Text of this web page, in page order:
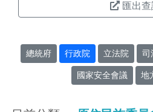
匯出查
總統府 行政院 立法院 司
國家安全會議 地